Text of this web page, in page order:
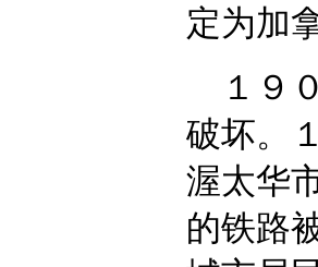
定为加
１９
破坏。
渥太华
的铁路